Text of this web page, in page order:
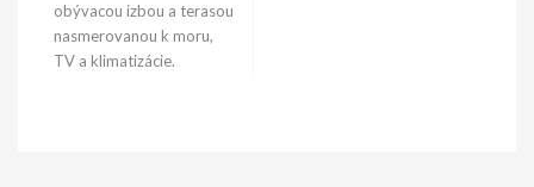
obývacou izbou a terasou
nasmerovanou k moru,
TV a klimatizácie.